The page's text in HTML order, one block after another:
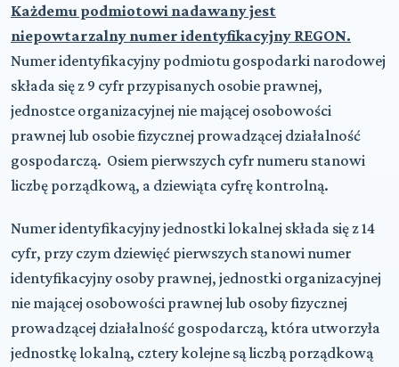
Każdemu podmiotowi nadawany jest
niepowtarzalny numer identyfikacyjny REGON.
Numer identyfikacyjny podmiotu gospodarki narodowej
składa się z 9 cyfr przypisanych osobie prawnej,
jednostce organizacyjnej nie mającej osobowości
prawnej lub osobie fizycznej prowadzącej działalność
gospodarczą. Osiem pierwszych cyfr numeru stanowi
liczbę porządkową, a dziewiąta cyfrę kontrolną.
Numer identyfikacyjny jednostki lokalnej składa się z 14
cyfr, przy czym dziewięć pierwszych stanowi numer
identyfikacyjny osoby prawnej, jednostki organizacyjnej
nie mającej osobowości prawnej lub osoby fizycznej
prowadzącej działalność gospodarczą, która utworzyła
jednostkę lokalną, cztery kolejne są liczbą porządkową